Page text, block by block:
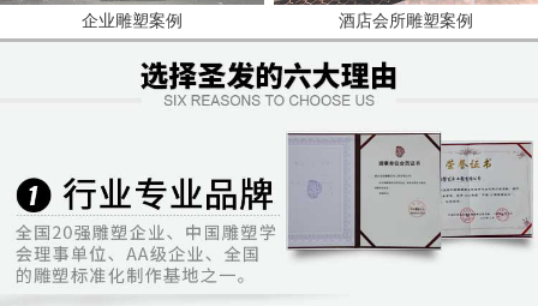
企业雕塑案例 酒店会所雕塑案例